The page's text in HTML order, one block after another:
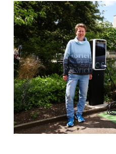
Kontakt
JETZT AKTUELL:
TAG DER OFFENEN TÜRE:
SENIOREN-TAGESSTÄTTE
TAG DER OFFENEN TÜR